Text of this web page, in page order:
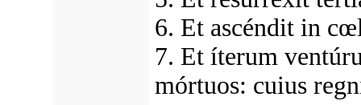
6. Et ascéndit in
7. Et íterum
mórtuos: cuius